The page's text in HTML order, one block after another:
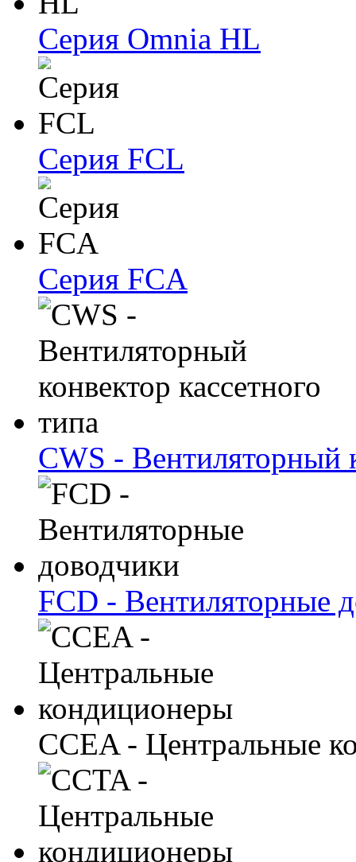
Серия Omnia HL
Серия FCL
Серия FCA
CWS - Вентиляторный
FCD - Вентиляторные
CCEA - Центральные